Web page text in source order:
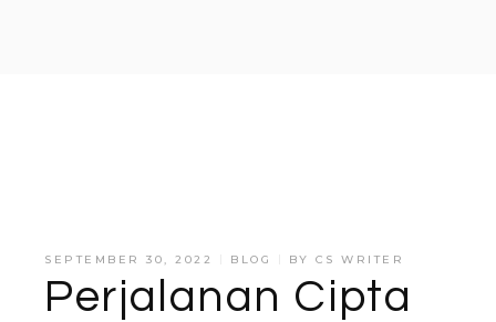
SEPTEMBER 30, 2022 BLOG BY CS WRITER
Perjalanan Cipta